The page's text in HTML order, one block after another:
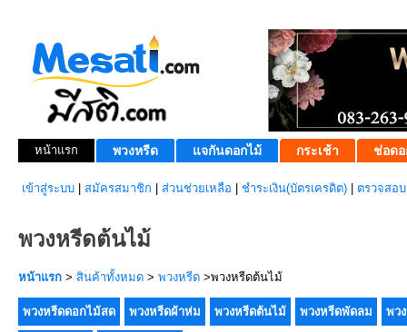
หน้าแรก พวงหรีด แจกันดอกไม้ กระเช้า ช่อดอ
เข้าสู่ระบบ สมัครสมาชิก ส่วนช่วยเหลือ ชำระเงิน(บัตรเครดิต) ตรวจสอ
พวงหรีดต้นไม้
หน้าแรก > สินค้าทั้งหมด > พวงหรีด >พวงหรีดต้นไม้
พวงหรีดดอกไม้สด พวงหรีดผ้าห่ม พวงหรีดต้นไม้ พวงหรีดพัดลม พว